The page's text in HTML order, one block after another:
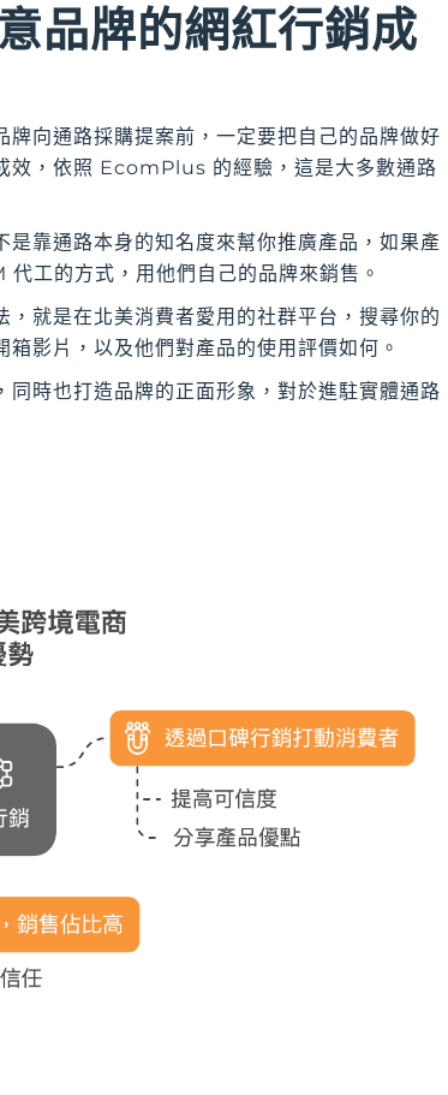
品牌的網紅行銷成
向通路採購提案前，一定要把自己的品牌做好
效，依照 EcomPlus 的經驗，這是大多數通路
靠通路本身的知名度來幫你推廣產品，如果產
工的方式，用他們自己的品牌來銷售。
就是在北美消費者愛用的社群平台，搜尋你的
影片，以及他們對產品的使用評價如何。
時也打造品牌的正面形象，對於進駐實體通路